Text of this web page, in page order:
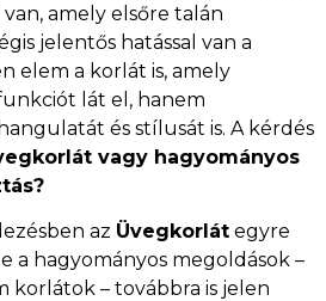
amely elsőre talán
jelentős hatással van a
elem a korlát is, amely
lát el, hanem
és stílusát is. A kérdés
vagy hagyományos
az Üvegkorlát egyre
a hagyományos megoldások –
korlátok – továbbra is jelen